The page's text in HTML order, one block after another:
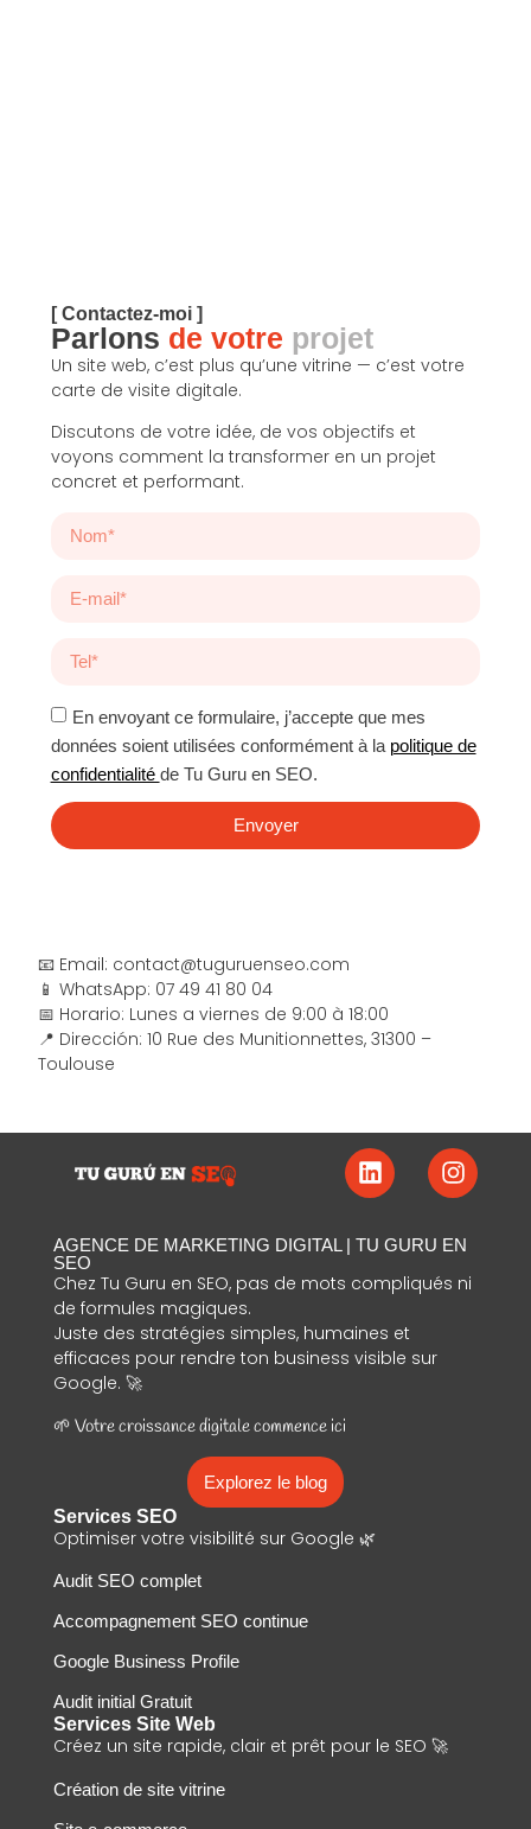
[ Contactez-moi ]
Parlons de votre projet
Un site web, c’est plus qu’une vitrine — c’est votre
carte de visite digitale.
Discutons de votre idée, de vos objectifs et
voyons comment la transformer en un projet
concret et performant.
En envoyant ce formulaire, j’accepte que mes
données soient utilisées conformément à la politique de
confidentialité de Tu Guru en SEO.
Envoyer
📧 Email: contact@tuguruenseo.com
📱 WhatsApp: 07 49 41 80 04
📅 Horario: Lunes a viernes de 9:00 à 18:00
📍 Dirección: 10 Rue des Munitionnettes, 31300 –
Toulouse
AGENCE DE MARKETING DIGITAL | TU GURU EN
SEO
Chez Tu Guru en SEO, pas de mots compliqués ni
de formules magiques.
Juste des stratégies simples, humaines et
efficaces pour rendre ton business visible sur
Google. 🚀
🌱 Votre croissance digitale commence ici
Explorez le blog
Services SEO
Optimiser votre visibilité sur Google 🌿
Audit SEO complet
Accompagnement SEO continue
Google Business Profile
Audit initial Gratuit
Services Site Web
Créez un site rapide, clair et prêt pour le SEO 🚀
Création de site vitrine